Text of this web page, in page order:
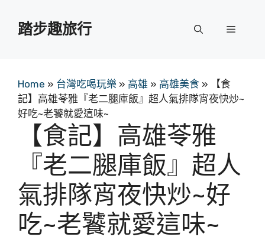
踏步趣旅行 選
Home » 台灣吃喝玩樂 » 高雄 » 高雄美食 » 【食
記】高雄苓雅『老二腿庫飯』超人氣排隊宵夜快炒~
好吃~老饕就愛這味~
【食記】高雄苓雅
『老二腿庫飯』超人
氣排隊宵夜快炒~好
吃~老饕就愛這味~